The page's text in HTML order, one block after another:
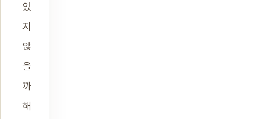
있
지
않
을
까
해